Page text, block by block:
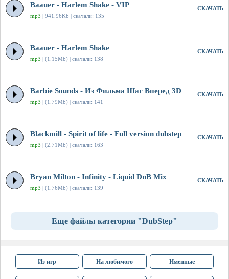
Baauer - Harlem Shake - VIP
mp3 | 941.96Kb | скачали: 135
СКАЧАТЬ
Baauer - Harlem Shake
mp3 | (1.15Mb) | скачали: 138
СКАЧАТЬ
Barbie Sounds - Из Фильма Шаг Вперед 3D
mp3 | (1.79Mb) | скачали: 141
СКАЧАТЬ
Blackmill - Spirit of life - Full version dubstep
mp3 | (2.71Mb) | скачали: 163
СКАЧАТЬ
Bryan Milton - Infinity - Liquid DnB Mix
mp3 | (1.76Mb) | скачали: 139
СКАЧАТЬ
Еще файлы категории "DubStep"
Из игр На любимого Именные